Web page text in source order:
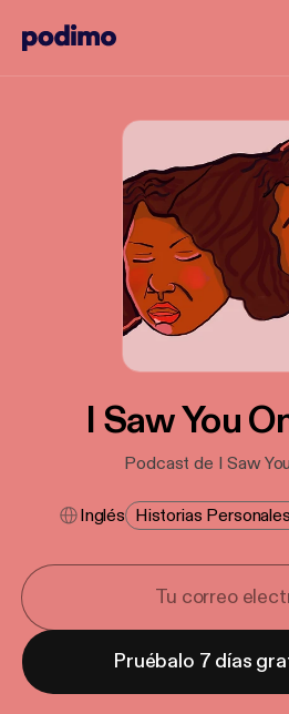
I Saw You
Podcast de I Saw
Inglés Historias
Pruébalo 7 días